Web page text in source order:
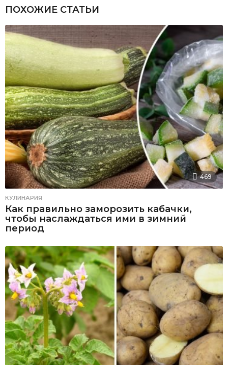
ПОХОЖИЕ СТАТЬИ
469
КУЛИНАРИЯ
Как правильно заморозить кабачки,
чтобы наслаждаться ими в зимний
период